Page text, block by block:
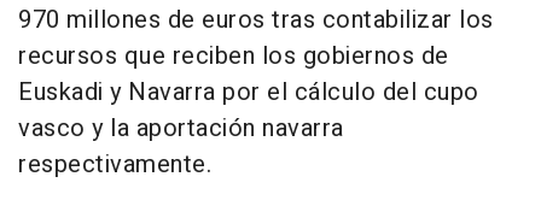
970 millones de euros tras contabilizar los
recursos que reciben los gobiernos de
Euskadi y Navarra por el cálculo del cupo
vasco y la aportación navarra
respectivamente.